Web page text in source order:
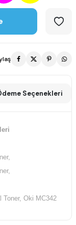
Seçenekleri
Toner, Oki MC342